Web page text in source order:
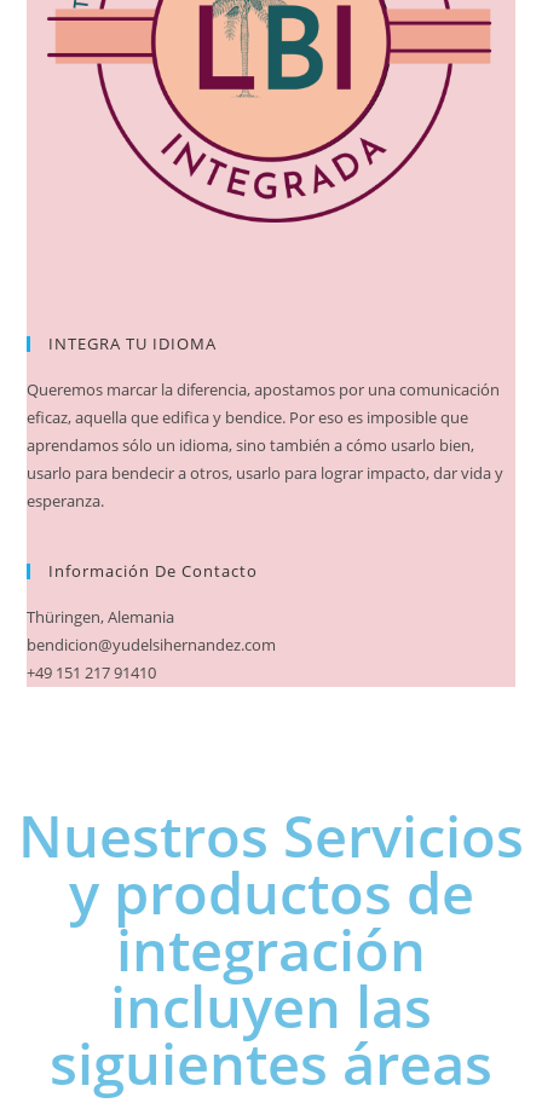
INTEGRA TU IDIOMA
Queremos marcar la diferencia, apostamos por una comunicación
eficaz, aquella que edifica y bendice. Por eso es imposible que
aprendamos sólo un idioma, sino también a cómo usarlo bien,
usarlo para bendecir a otros, usarlo para lograr impacto, dar vida y
esperanza.
Información De Contacto
Thüringen, Alemania
bendicion@yudelsihernandez.com
+49 151 217 91410
Nuestros Servicios
y productos de
integración
incluyen las
siguientes áreas